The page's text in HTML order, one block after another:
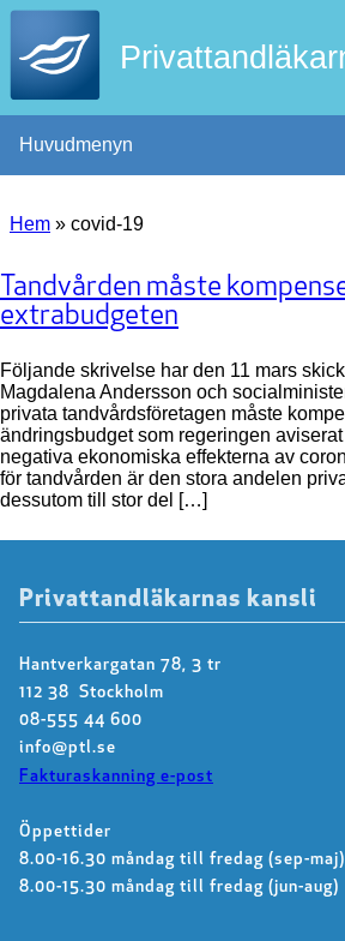
Huvudmenyn
Hem » covid-19
Tandvården måste
extrabudgeten
Följande skrivelse har den 11 mars
Magdalena Andersson och
privata tandvårdsföretagen måste
ändringsbudget som regeringen
negativa ekonomiska effekterna av
för tandvården är den stora andelen
dessutom till stor del […]
Privattandläkarnas kansli
Hantverkargatan 78, 3 tr
112 38 Stockholm
08-555 44 600
info@ptl.se
Fakturaskanning e-post
Öppettider
8.00-16.30 måndag till fredag (sep-maj)
8.00-15.30 måndag till fredag (jun-aug)